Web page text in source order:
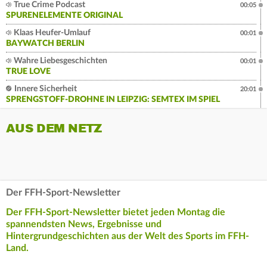
True Crime Podcast
SPURENELEMENTE ORIGINAL
00:05
Klaas Heufer-Umlauf
BAYWATCH BERLIN
00:01
Wahre Liebesgeschichten
TRUE LOVE
00:01
Innere Sicherheit
SPRENGSTOFF-DROHNE IN LEIPZIG: SEMTEX IM SPIEL
20:01
AUS DEM NETZ
Der FFH-Sport-Newsletter
Der FFH-Sport-Newsletter bietet jeden Montag die
spannendsten News, Ergebnisse und
Hintergrundgeschichten aus der Welt des Sports im FFH-
Land.